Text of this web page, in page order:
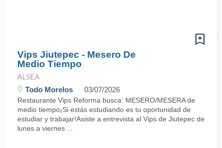
Vips Jiutepec - Mesero De
Medio Tiempo
ALSEA
Todo Morelos 03/07/2026
Restaurante Vips Reforma busca: MESERO/MESERA de
medio tiempo¡Si estás estudiando es tu oportunidad de
estudiar y trabajar!Asiste a entrevista al Vips de Jiutepec de
lunes a viernes ...